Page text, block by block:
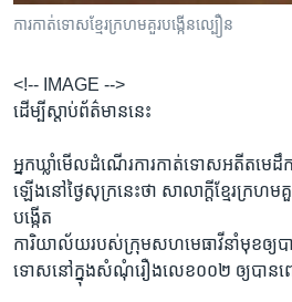
រចនា
កាន់​
ទំព័រ​
ស្វែង​
បណ្តាញ​សង្គម
ភាសា
ការកាត់ទោសខ្មែរក្រហមគួរបង្កើនល្បឿន
<!-- IMAGE -->
ដើម្បីស្តាប់ព័ត៌មាននេះ
អ្នកឃ្លាំមើលដំណើរការកាត់ទោសអតីតមេដឹ
ឡើងនៅថ្ងៃសុក្រនេះថា សាលាក្ដីខ្មែរក្រហម
បង្កើត
ការិយាល័យរបស់ក្រុមសហមេធាវីនាំមុខឲ្យប
ទោសនៅក្នុងសំណុំរឿងលេខ០០២ ឲ្យបាន